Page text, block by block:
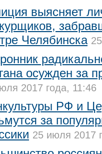
выясняет
Челябинска
осужден за
2017 года, 11:46
РФ и
за
25 июля 2017